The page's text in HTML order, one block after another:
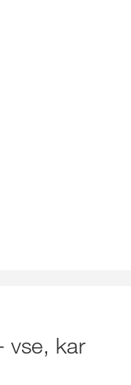
vse, kar